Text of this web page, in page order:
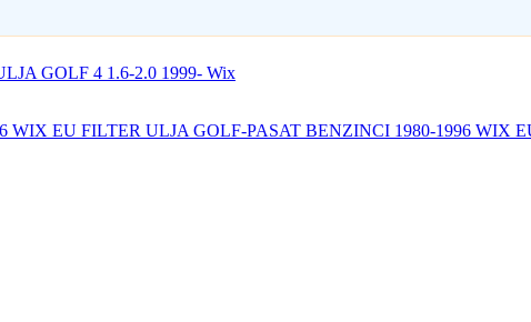
GOLF 4 1.6-2.0 1999- Wix
FILTER ULJA GOLF-PASAT BENZINCI 1980-1996 WIX